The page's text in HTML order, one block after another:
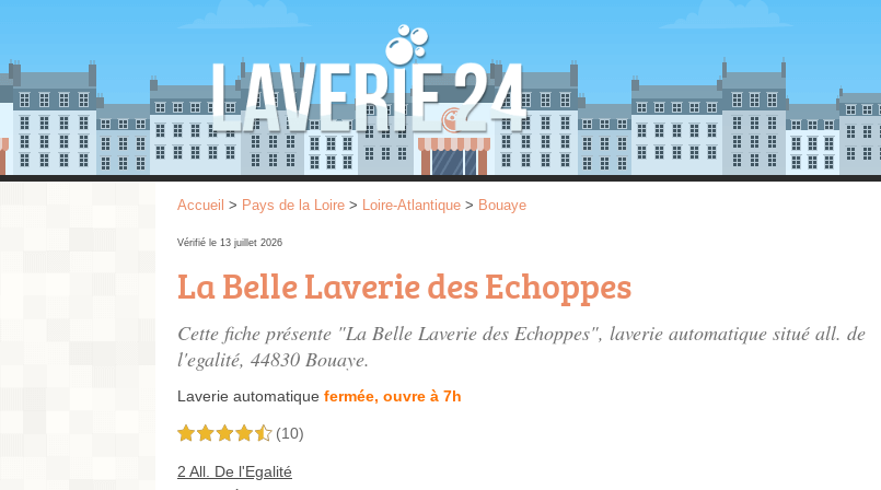
Accueil > Pays de la Loire > Loire-Atlantique > Bouaye
Vérifié le 13 juillet 2026
La Belle Laverie des Echoppes
Cette fiche présente "La Belle Laverie des Echoppes", laverie automatique situé all. de
l'egalité, 44830 Bouaye.
Laverie automatique fermée, ouvre à 7h
4,5 étoiles sur 5 (10)
2 All. De l'Egalité